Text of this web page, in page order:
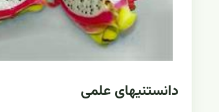
دانستنیهای علمی